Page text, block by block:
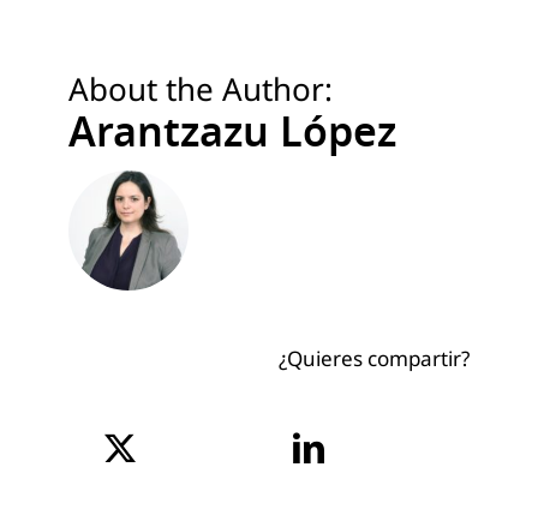
About the Author:
Arantzazu López
¿Quieres compartir?